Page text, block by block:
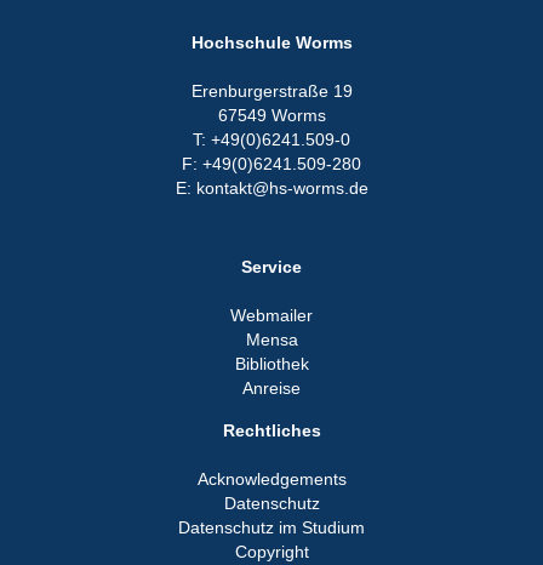
Hochschule Worms
Erenburgerstraße 19
67549 Worms
T: +49(0)6241.509-0
F: +49(0)6241.509-280
E: kontakt@hs-worms.de
Service
Webmailer
Mensa
Bibliothek
Anreise
Rechtliches
Acknowledgements
Datenschutz
Datenschutz im Studium
Copyright